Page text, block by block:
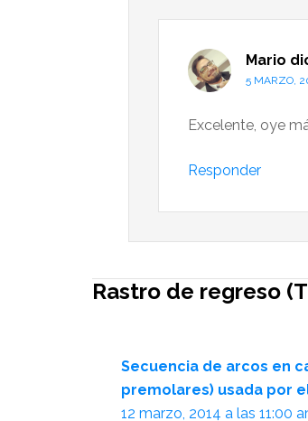
Mario
5 MARZO,
Excelente, oye
Responder
Rastro de regreso
Secuencia de arcos en
premolares) usada por
12 marzo, 2014 a las 11:00